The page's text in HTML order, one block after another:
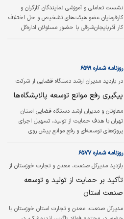
نشست تعاملی و آموزشی نمایندگان کارگران و
کارفرمایان عضو هیئت‌های تشخیص و حل اختلاف
کار آذربایجان‌شرقی با حضور مسئولان اداره‌کل
نمایندگان، اصلاح برخی رویه‌های اجرایی، تقویت
تعامل میان کارگر و کارفرما و حمایت از تولید و
اشتغال در شرایط اقتصادی کنونی تأکید شد.
در بازدید مدیران ارشد دستگاه قضایی از شرکت
پالایش نفت تهران تاکید شد
روزنامه شماره ۶۵۹۹
پیگیری رفع موانع توسعه پالایشگاه‌ها
معاونان و مدیران ارشد دستگاه قضایی استان
تهران با هدف حمایت از تولید، تسهیل اجرای
پروژه‌‌های توسعه‌‌ای و رفع موانع پیش‌ روی
پالایش نفت تهران و شهرک انرژی ری از طرح‌ها و
و با مدیران ارشد آن به گفت‌ و گو نشستند.
بازدید مدیرکل صنعت، معدن و تجارت خوزستان از
مجتمع فولاد زاگرس اندیمشک؛
روزنامه شماره ۶۵۷۷
تأکید بر حمایت از تولید و توسعه
صنعت استان
مدیرکل صنعت، معدن و تجارت استان خوزستان با